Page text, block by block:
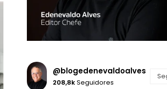
@blogedenevaldoalves
208,8kSeguidores